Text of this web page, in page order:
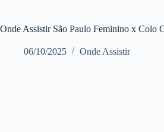
Onde Assistir São Paulo Feminino x Colo
06/10/2025 Onde Assistir